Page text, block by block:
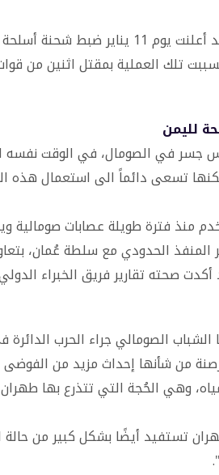
يأتي ذلك في وقت كانت البحرية الأمريكية قد أعلنت
تلك العملية بمقتل اثنين من
لليمن
جسر في الصومال، في الوقت
تسعى دائماً الى استعمال هذه
منذ فترة طويلة عصابات صومالية
المنفذ الحدودي مع سلطة عُمان،
صحته تقارير فريق الخبراء
الصومالي جراء الحرب الدائرة
من شأنها إحداث مزيد من
وهي الحُجة التي تتذرع بها طهران
تستفيد أيضًا بشكل كبير من حالة